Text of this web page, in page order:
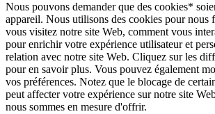
Nous pouvons demander que des cookies*
appareil. Nous utilisons des cookies pour nous
vous visitez notre site Web, comment vous
pour enrichir votre expérience utilisateur et
relation avec notre site Web. Cliquez sur les
pour en savoir plus. Vous pouvez également
vos préférences. Notez que le blocage de
peut affecter votre expérience sur notre site
nous sommes en mesure d'offrir.